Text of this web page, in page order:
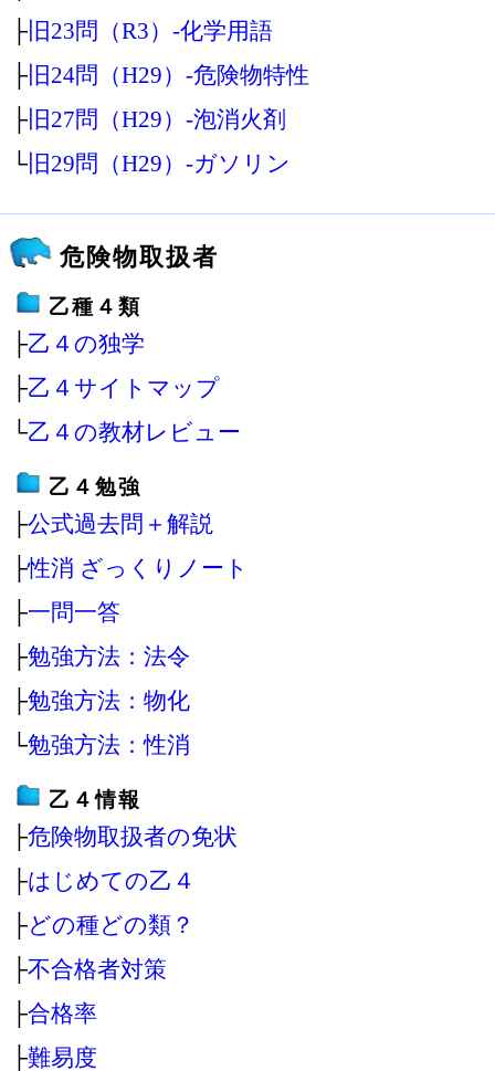
├ 旧23問（R3）‐化学用語
├ 旧24問（H29）‐危険物特性
├ 旧27問（H29）‐泡消火剤
└ 旧29問（H29）‐ガソリン
危険物取扱者
乙種４類
├乙４の独学
├乙４サイトマップ
└乙４の教材レビュー
乙４勉強
├公式過去問＋解説
├性消 ざっくりノート
├一問一答
├勉強方法：法令
├勉強方法：物化
└勉強方法：性消
乙４情報
├危険物取扱者の免状
├はじめての乙４
├どの種どの類？
├不合格者対策
├合格率
├難易度